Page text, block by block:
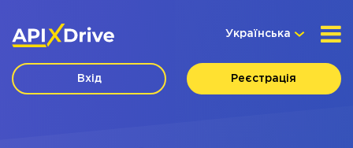
Українська
Вхід Реєстрація